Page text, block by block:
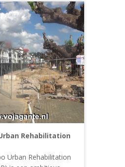
Rehabilitation
Urban Rehabilitation